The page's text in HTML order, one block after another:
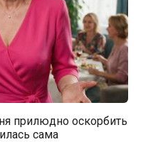
прилюдно оскорбить
сама